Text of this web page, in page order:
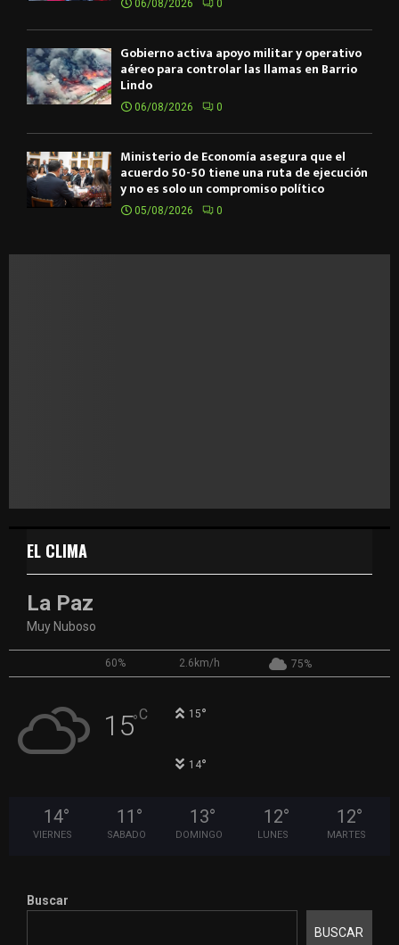
06/08/2026 0
Gobierno activa apoyo militar y operativo
aéreo para controlar las llamas en Barrio
Lindo
06/08/2026 0
Ministerio de Economía asegura que el
acuerdo 50-50 tiene una ruta de ejecución
y no es solo un compromiso político
05/08/2026 0
EL CLIMA
La Paz
Muy Nuboso
60% 2.6km/h 75%
15°C 15°
14°
14°
VIERNES
11 °
SABADO
13°
DOMINGO
12°
LUNES
12°
MARTES
Buscar
BUSCAR